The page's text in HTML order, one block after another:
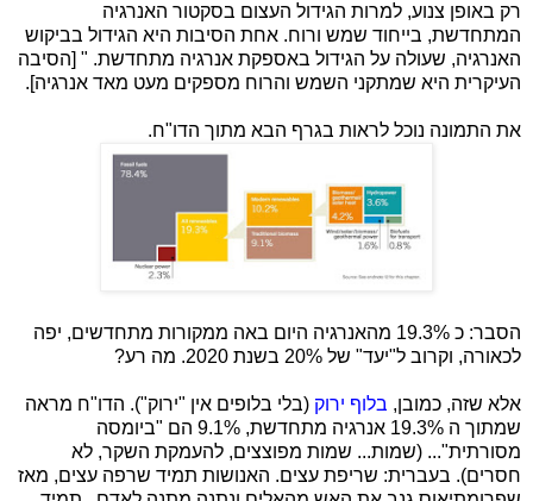
רק באופן צנוע, למרות הגידול העצום בסקטור האנרגיה
המתחדשת, בייחוד שמש ורוח. אחת הסיבות היא הגידול בביקוש
האנרגיה, שעולה על הגידול באספקת אנרגיה מתחדשת. " [הסיבה
העיקרית היא שמתקני השמש והרוח מספקים מעט מאד אנרגיה].
את התמונה נוכל לראות בגרף הבא מתוך הדו"ח.
הסבר: כ 19.3% מהאנרגיה היום באה ממקורות מתחדשים, יפה
לכאורה, וקרוב ל"יעד" של 20% בשנת 2020. מה רע?
אלא שזה, כמובן, בלוף ירוק (בלי בלופים אין "ירוק"). הדו"ח מראה
שמתוך ה 19.3% אנרגיה מתחדשת, 9.1% הם "ביומסה
מסורתית"... (שמות... שמות מפוצצים, להעמקת השקר, לא
חסרים). בעברית: שריפת עצים. האנושות תמיד שרפה עצים, מאז